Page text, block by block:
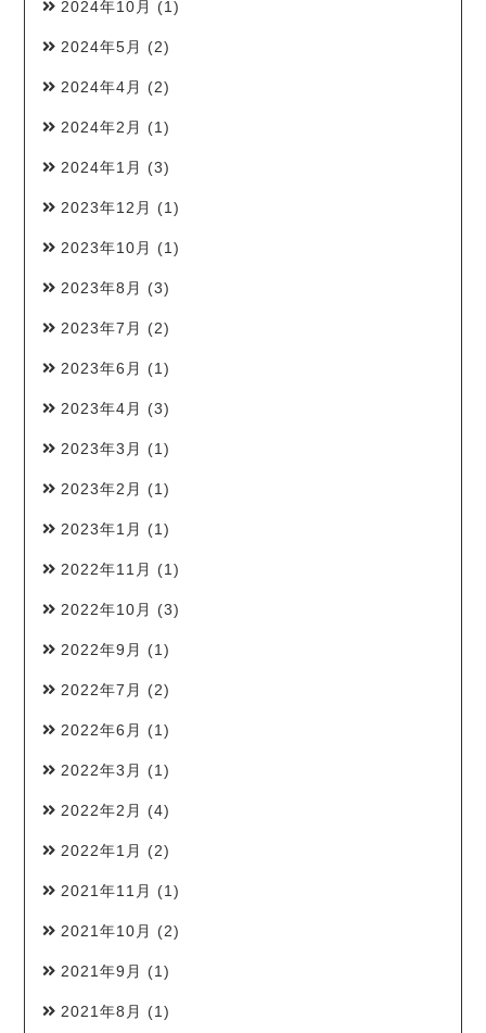
2024年10月 (1)
2024年5月 (2)
2024年4月 (2)
2024年2月 (1)
2024年1月 (3)
2023年12月 (1)
2023年10月 (1)
2023年8月 (3)
2023年7月 (2)
2023年6月 (1)
2023年4月 (3)
2023年3月 (1)
2023年2月 (1)
2023年1月 (1)
2022年11月 (1)
2022年10月 (3)
2022年9月 (1)
2022年7月 (2)
2022年6月 (1)
2022年3月 (1)
2022年2月 (4)
2022年1月 (2)
2021年11月 (1)
2021年10月 (2)
2021年9月 (1)
2021年8月 (1)